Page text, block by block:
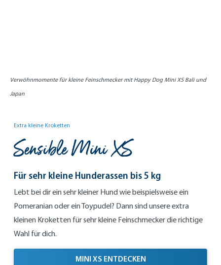
Verwöhnmomente für kleine Feinschmecker mit Happy Dog Mini XS Bali und
Japan
Extra kleine Kroketten
Sensible Mini XS
Für sehr kleine Hunderassen bis 5 kg
Lebt bei dir ein sehr kleiner Hund wie beispielsweise ein
Pomeranian oder ein Toypudel? Dann sind unsere extra
kleinen Kroketten für sehr kleine Feinschmecker die richtige
Wahl für dich.
MINI XS ENTDECKENFÜR SEHR KLEINE